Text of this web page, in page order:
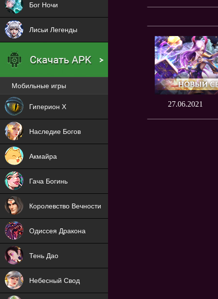
27.06.2021
Бог Ночи
Лисьи Легенды
Мобильные игры
Гиперион Х
Наследие Богов
NEW
Акмайра
NEW
Гача Богинь
NEW
Королевство Вечности
NEW
Одиссея Дракона
NEW
Тень Дао
NEW
Небесный Свод
NEW
NEW